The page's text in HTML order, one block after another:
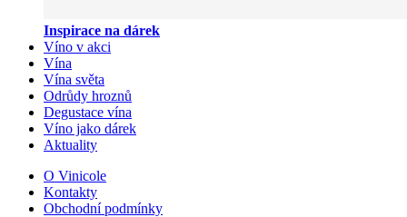
Inspirace na dárek
Víno v akci
Vína
Vína světa
Odrůdy hroznů
Degustace vína
Víno jako dárek
Aktuality
O Vinicole
Kontakty
Obchodní podmínky